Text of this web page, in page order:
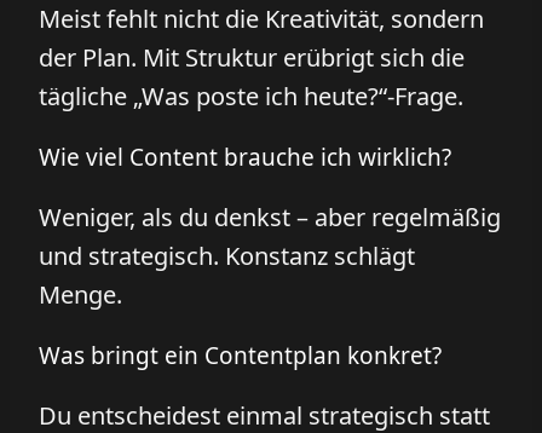
Meist fehlt nicht die Kreativität, sondern
der Plan. Mit Struktur erübrigt sich die
tägliche „Was poste ich heute?“-Frage.
Wie viel Content brauche ich wirklich?
Weniger, als du denkst – aber regelmäßig
und strategisch. Konstanz schlägt
Menge.
Was bringt ein Contentplan konkret?
Du entscheidest einmal strategisch statt